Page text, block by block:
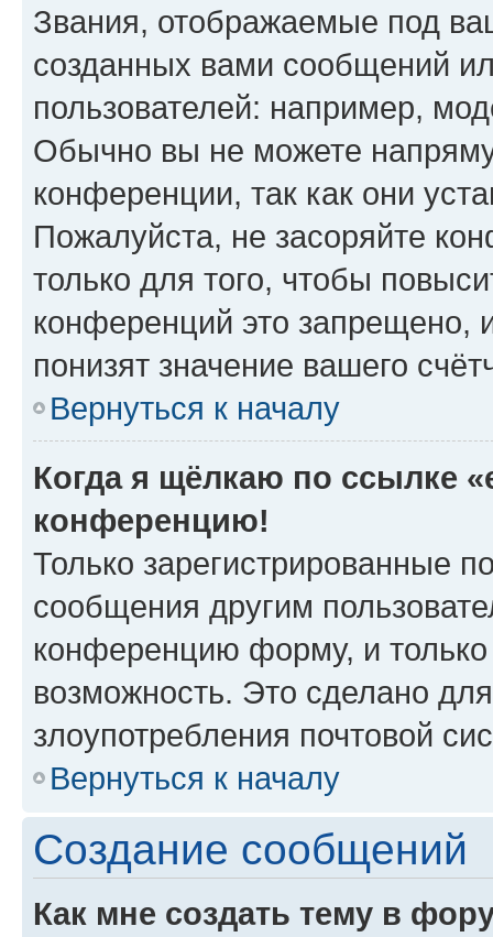
Звания, отображаемые под
созданных вами сообщений
пользователей: например,
Обычно вы не можете
конференции, так как они
Пожалуйста, не засоряйте
только для того, чтобы
конференций это запрещено,
понизят значение вашего
Вернуться к началу
Когда я щёлкаю по ссылке
конференцию!
Только зарегистрированные
сообщения другим
конференцию форму, и
возможность. Это сделано
злоупотребления почтовой
Вернуться к началу
Создание сообщений
Как мне создать тему в